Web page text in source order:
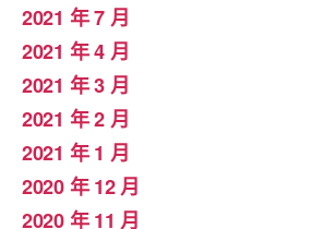
2021 年 7 月
2021 年 4 月
2021 年 3 月
2021 年 2 月
2021 年 1 月
2020 年 12 月
2020 年 11 月